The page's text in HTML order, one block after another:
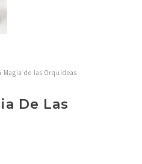
Magia de las Orquideas
De Las